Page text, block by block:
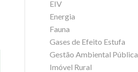
EIV
Energia
Fauna
Gases de Efeito Estufa
Gestão Ambiental Pública
Imóvel Rural